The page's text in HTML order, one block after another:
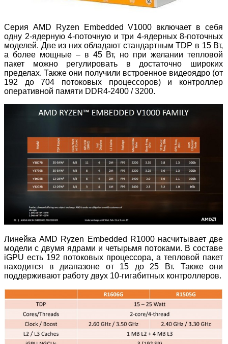
Серия AMD Ryzen Embedded V1000 включает в себя
одну 2-ядерную 4-поточную и три 4-ядерных 8-поточных
моделей. Две из них обладают стандартным TDP в 15 Вт,
а более мощные – в 45 Вт, но при желании тепловой
пакет можно регулировать в достаточно широких
пределах. Также они получили встроенное видеоядро (от
192 до 704 потоковых процессоров) и контроллер
оперативной памяти DDR4-2400 / 3200.
Линейка AMD Ryzen Embedded R1000 насчитывает две
модели с двумя ядрами и четырьмя потоками. В составе
iGPU есть 192 потоковых процессора, а тепловой пакет
находится в диапазоне от 15 до 25 Вт. Также они
поддерживают работу двух 10-гигабитных контроллеров.